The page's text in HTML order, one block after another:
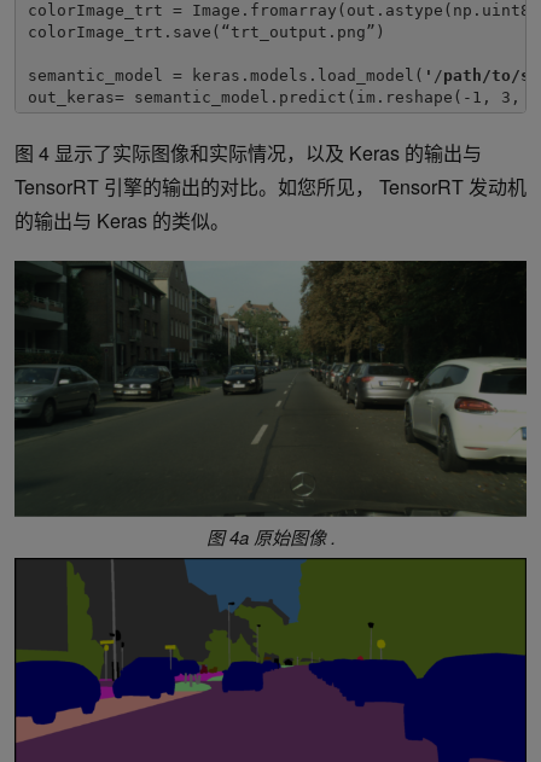
colorImage_trt =
colorImage_trt.save(“trt_output.png”)
semantic_model = keras.models.load_model( ' /path/to/
out_keras= semantic_model.predict(im.reshape(-1, 3,
out_keras = color_map(out_keras)
colorImage_k =
colorImage_k.save(“keras_output.png”)
图 4 显示了实际图像和实际情况，以及 Keras 的输出与
TensorRT 引擎的输出的对比。如您所见， TensorRT 发动机
的输出与 Keras 的类似。
图 4a 原始图像.